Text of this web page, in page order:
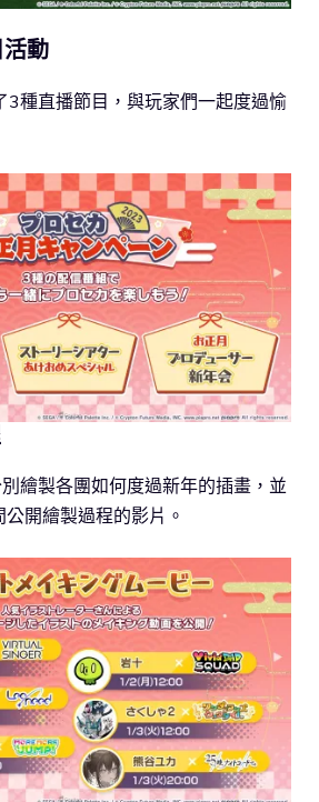
動
3種直播節目，與玩家們一起度過愉
繪製各團如何度過新年的插畫，並
開繪製過程的影片。